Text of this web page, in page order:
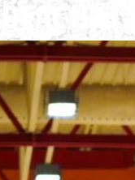
DEAC U23 -